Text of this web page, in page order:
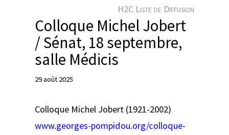
H2C Liste de Diffusion
Colloque Michel Jobert
/ Sénat, 18 septembre,
salle Médicis
29 août 2025
Colloque Michel Jobert (1921-2002)
www.georges-pompidou.org/colloque-